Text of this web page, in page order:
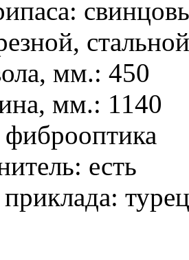
стальной
мм.: 450
мм.: 1140
есть